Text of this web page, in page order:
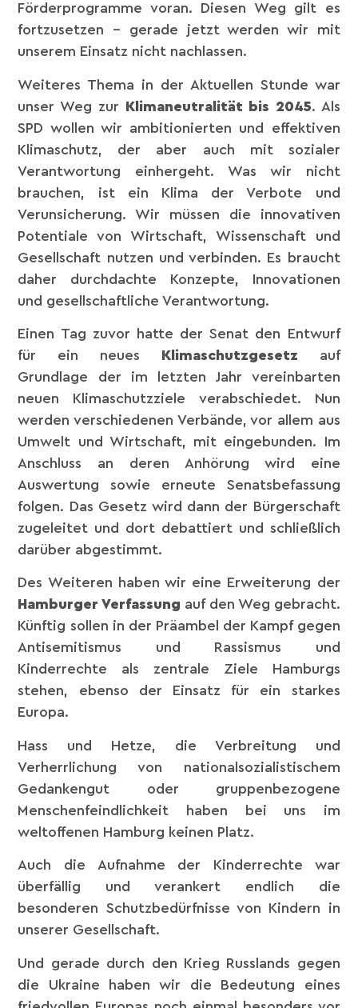
Förderprogramme voran. Diesen Weg gilt es
fortzusetzen – gerade jetzt werden wir mit
unserem Einsatz nicht nachlassen.
Weiteres Thema in der Aktuellen Stunde war
unser Weg zur Klimaneutralität bis 2045. Als
SPD wollen wir ambitionierten und effektiven
Klimaschutz, der aber auch mit sozialer
Verantwortung einhergeht. Was wir nicht
brauchen, ist ein Klima der Verbote und
Verunsicherung. Wir müssen die innovativen
Potentiale von Wirtschaft, Wissenschaft und
Gesellschaft nutzen und verbinden. Es braucht
daher durchdachte Konzepte, Innovationen
und gesellschaftliche Verantwortung.
Einen Tag zuvor hatte der Senat den Entwurf
für ein neues Klimaschutzgesetz auf
Grundlage der im letzten Jahr vereinbarten
neuen Klimaschutzziele verabschiedet. Nun
werden verschiedenen Verbände, vor allem aus
Umwelt und Wirtschaft, mit eingebunden. Im
Anschluss an deren Anhörung wird eine
Auswertung sowie erneute Senatsbefassung
folgen. Das Gesetz wird dann der Bürgerschaft
zugeleitet und dort debattiert und schließlich
darüber abgestimmt.
Des Weiteren haben wir eine Erweiterung der
Hamburger Verfassung auf den Weg gebracht.
Künftig sollen in der Präambel der Kampf gegen
Antisemitismus und Rassismus und
Kinderrechte als zentrale Ziele Hamburgs
stehen, ebenso der Einsatz für ein starkes
Europa.
Hass und Hetze, die Verbreitung und
Verherrlichung von nationalsozialistischem
Gedankengut oder gruppenbezogene
Menschenfeindlichkeit haben bei uns im
weltoffenen Hamburg keinen Platz.
Auch die Aufnahme der Kinderrechte war
überfällig und verankert endlich die
besonderen Schutzbedürfnisse von Kindern in
unserer Gesellschaft.
Und gerade durch den Krieg Russlands gegen
die Ukraine haben wir die Bedeutung eines